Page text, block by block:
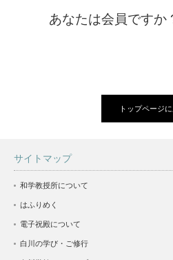
あなたは会員ですか
トップページ
サイトマップ
和学教授所について
はふりめく
電子祝殿について
白川の学び・ご修行